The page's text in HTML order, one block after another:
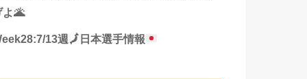
よ🌋
13週 🗾 日本選手情報